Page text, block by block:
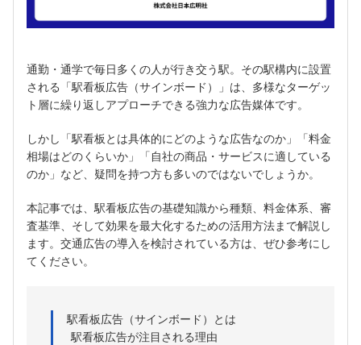
通勤・通学で毎日多くの人が行き交う駅。その駅構内に設置
される「駅看板広告（サインボード）」は、多様なターゲッ
ト層に繰り返しアプローチできる強力な広告媒体です。
しかし「駅看板とは具体的にどのような広告なのか」「料金
相場はどのくらいか」「自社の商品・サービスに適している
のか」など、疑問を持つ方も多いのではないでしょうか。
本記事では、駅看板広告の基礎知識から種類、料金体系、審
査基準、そして効果を最大化するための活用方法まで解説し
ます。交通広告の導入を検討されている方は、ぜひ参考にし
てください。
駅看板広告（サインボード）とは
駅看板広告が注目される理由